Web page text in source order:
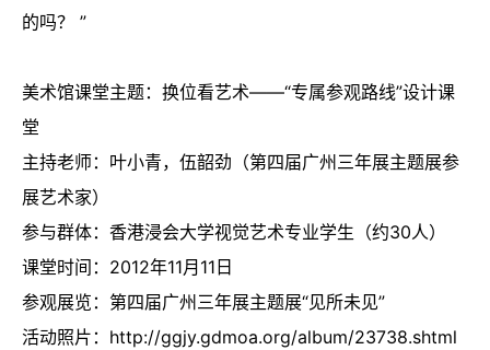
的吗？ ”
美术馆课堂主题：换位看艺术——“专属参观路线”设计课
堂
主持老师：叶小青，伍韶劲（第四届广州三年展主题展参
展艺术家）
参与群体：香港浸会大学视觉艺术专业学生（约30人）
课堂时间：2012年11月11日
参观展览：第四届广州三年展主题展“见所未见”
活动照片：http://ggjy.gdmoa.org/album/23738.shtml